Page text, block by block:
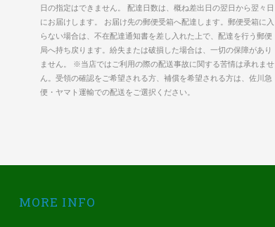
日の指定はできません。 配達日数は、概ね差出日の翌日から翌々日
にお届けします。 お届け先の郵便受箱へ配達します。郵便受箱に入
らない場合は、不在配達通知書を差し入れた上で、配達を行う郵便
局へ持ち戻ります。紛失または破損した場合は、一切の保障があり
ません。 ※当店ではご利用の際の配送事故に関する苦情は承れませ
ん。受領の確認をご希望される方、補償を希望される方は、佐川急
便・ヤマト運輸での配送をご選択ください。
MORE INFO